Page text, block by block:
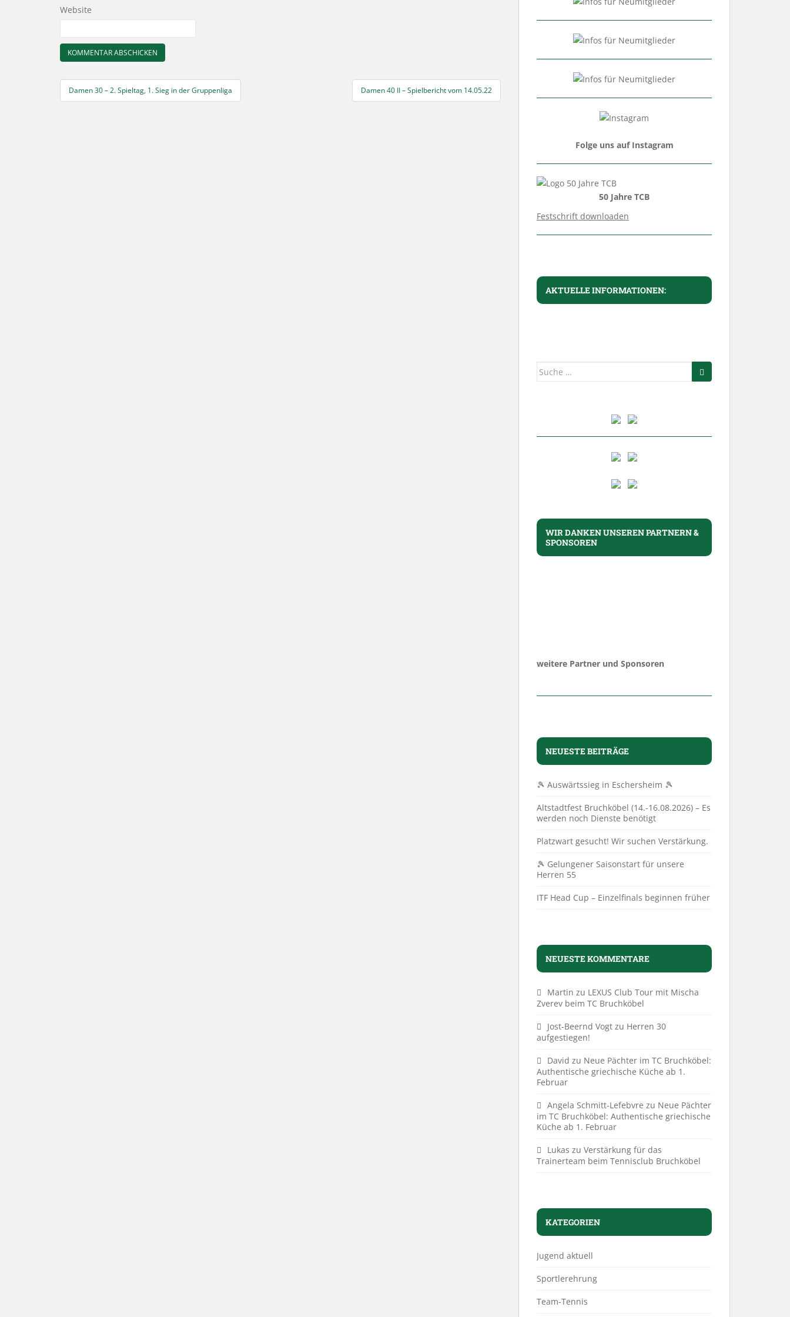
Website
Beitragsnavigation
Damen 30 – 2. Spieltag, 1. Sieg in der Gruppenliga Damen 40 II – Spielbericht vom 14.05.22
Folge uns auf Instagram
50 Jahre TCB
Festschrift downloaden
AKTUELLE INFORMATIONEN:
Suche
WIR DANKEN UNSEREN PARTNERN &
SPONSOREN
weitere Partner und Sponsoren
NEUESTE BEITRÄGE
🎾 Auswärtssieg in Eschersheim 🎾
Altstadtfest Bruchköbel (14.-16.08.2026) – Es
werden noch Dienste benötigt
Platzwart gesucht! Wir suchen Verstärkung.
🎾 Gelungener Saisonstart für unsere
Herren 55
ITF Head Cup – Einzelfinals beginnen früher
NEUESTE KOMMENTARE
Martin zu LEXUS Club Tour mit Mischa
Zverev beim TC Bruchköbel
Jost-Beernd Vogt zu Herren 30
aufgestiegen!
David zu Neue Pächter im TC Bruchköbel:
Authentische griechische Küche ab 1.
Februar
Angela Schmitt-Lefebvre zu Neue Pächter
im TC Bruchköbel: Authentische griechische
Küche ab 1. Februar
Lukas zu Verstärkung für das
Trainerteam beim Tennisclub Bruchköbel
KATEGORIEN
Jugend aktuell
Sportlerehrung
Team-Tennis